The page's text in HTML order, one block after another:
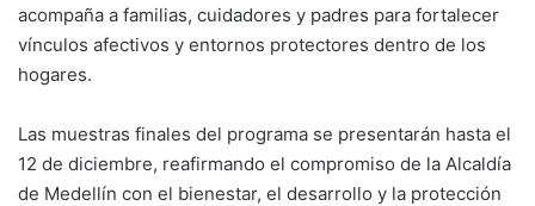
acompaña a familias, cuidadores y padres para fortalecer
vínculos afectivos y entornos protectores dentro de los
hogares.
Las muestras finales del programa se presentarán hasta el
12 de diciembre, reafirmando el compromiso de la Alcaldía
de Medellín con el bienestar, el desarrollo y la protección